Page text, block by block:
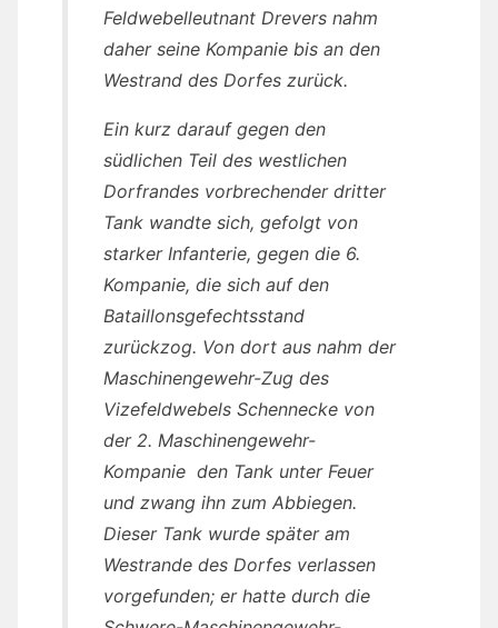
Feldwebelleutnant Drevers nahm
daher seine Kompanie bis an den
Westrand des Dorfes zurück.
Ein kurz darauf gegen den
südlichen Teil des westlichen
Dorfrandes vorbrechender dritter
Tank wandte sich, gefolgt von
starker Infanterie, gegen die 6.
Kompanie, die sich auf den
Bataillonsgefechtsstand
zurückzog. Von dort aus nahm der
Maschinengewehr-Zug des
Vizefeldwebels Schennecke von
der 2. Maschinengewehr-
Kompanie den Tank unter Feuer
und zwang ihn zum Abbiegen.
Dieser Tank wurde später am
Westrande des Dorfes verlassen
vorgefunden; er hatte durch die